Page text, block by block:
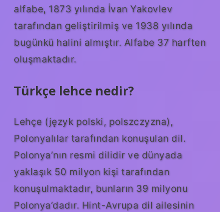
alfabe, 1873 yılında İvan Yakovlev
tarafından geliştirilmiş ve 1938 yılında
bugünkü halini almıştır. Alfabe 37 harften
oluşmaktadır.
Türkçe lehce nedir?
Lehçe (język polski, polszczyzna),
Polonyalılar tarafından konuşulan dil.
Polonya’nın resmi dilidir ve dünyada
yaklaşık 50 milyon kişi tarafından
konuşulmaktadır, bunların 39 milyonu
Polonya’dadır. Hint-Avrupa dil ailesinin